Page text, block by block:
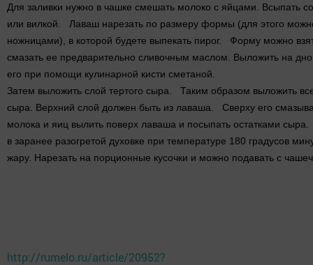
Для заливки нужно в чашке смешать молоко с яйцами. Всыпать
или вилкой. Лаваш нарезать по размеру формы (для этого
ножницами), в которой будете выпекать пирог. Форму можно
смазать ее предварительно сливочным маслом. Выложить на
его при помощи кулинарной кисти сметаной.
Затем выложить слой тертого сыра. Таким образом выложить
сыра. Верхний слой должен быть из лаваша. Сверху его
молока и яиц вылить поверх лаваша и посыпать остатками
в заранее разогретой духовке при температуре 180 градусов
жару. Нарезать на порционные кусочки и можно подавать с
http://rumelo.ru/article/20952?